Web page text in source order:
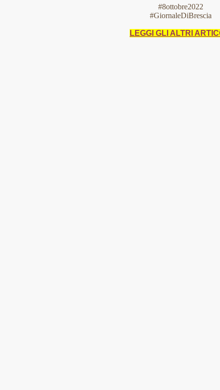
#8ottobre2022
#GiornaleDiBrescia
LEGGI GLI ALTRI